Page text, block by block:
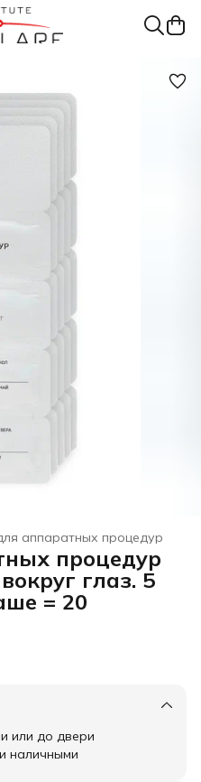
аппаратных процедур
процедур
глаз. 5
= 20
или до двери
наличными